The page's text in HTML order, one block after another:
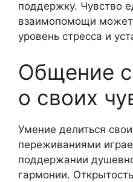
поддержку. Чувство
взаимопомощи может
уровень стресса и
Общение
о своих
Умение делиться
переживаниями
поддержании
гармонии.